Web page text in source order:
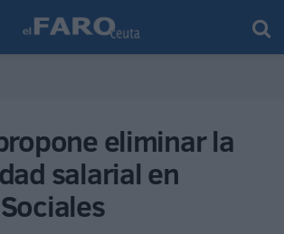
eliminar la
salarial en